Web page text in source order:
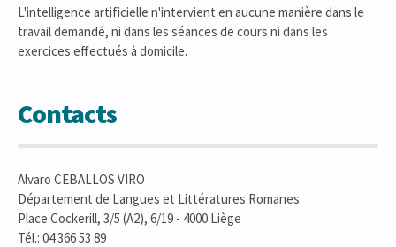
L'intelligence artificielle n'intervient en aucune manière dans le
travail demandé, ni dans les séances de cours ni dans les
exercices effectués à domicile.
Contacts
Alvaro CEBALLOS VIRO
Département de Langues et Littératures Romanes
Place Cockerill, 3/5 (A2), 6/19 - 4000 Liège
Tél.: 04 366 53 89